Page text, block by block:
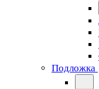
Подложка